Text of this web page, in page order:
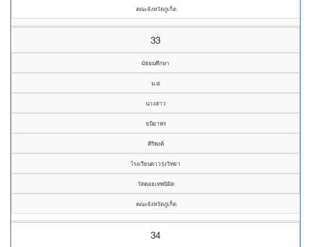
คณะจังหวัดภูเก็ต
33
มัธยมศึกษา
ม.๕
นางสาว
ธนิยาพร
ศิริพงค์
โรงเรียนดาวรุ่งวิทยา
วัดดอยเทพนิมิต
คณะจังหวัดภูเก็ต
34